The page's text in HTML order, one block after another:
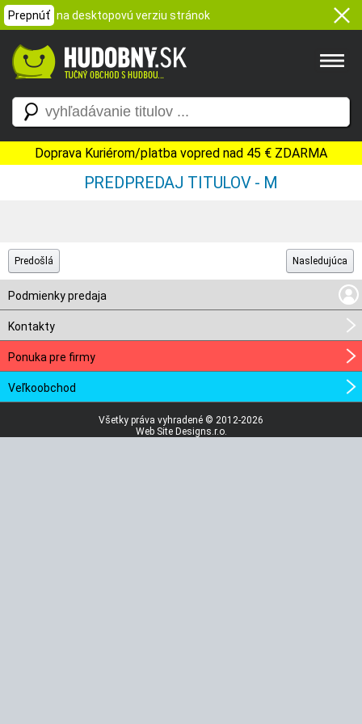
Prepnúť na desktopovú verziu stránok
Doprava Kuriérom/platba vopred nad 45 € ZDARMA
PREDPREDAJ TITULOV - M
Predošlá Nasledujúca
Podmienky predaja
Kontakty
Ponuka pre firmy
Veľkoobchod
Všetky práva vyhradené © 2012-2026
Web Site Designs.r.o.